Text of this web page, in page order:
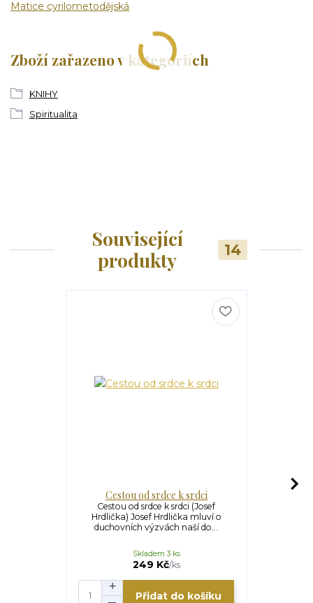
Matice cyrilometodějská
Zboží zařazeno v kategoriích
KNIHY
Spiritualita
Související
produkty
14
Cestou od srdce k srdci
Cestou od srdce k srdci (Josef
Hrdlička) Josef Hrdlička mluví o
duchovních výzvách naší do...
249 Kč/ks
Skladem 3 ks
Přidat do košíku